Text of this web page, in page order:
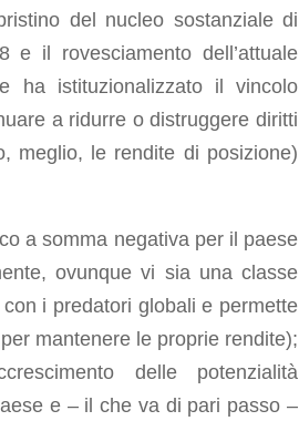
del nucleo sostanziale di
e il rovesciamento dell’attuale
ha istituzionalizzato il vincolo
a ridurre o distruggere diritti
meglio, le rendite di posizione)
a somma negativa per il paese
ovunque vi sia una classe
i predatori globali e permette
mantenere le proprie rendite);
delle potenzialità
e – il che va di pari passo –